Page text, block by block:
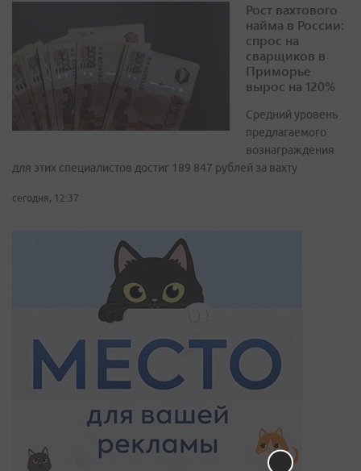
Рост вахтового
найма в России:
спрос на
сварщиков в
Приморье
вырос на 120%
Средний уровень
предлагаемого
вознаграждения
для этих специалистов достиг 189 847 рублей за вахту
сегодня, 12:37